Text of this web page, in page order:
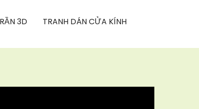
3D TRANH DÁN CỬA KÍNH